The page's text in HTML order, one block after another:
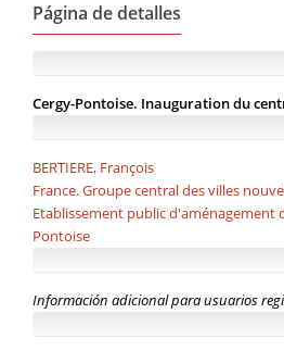
Página de detalles
Cergy-Pontoise. Inauguration du
BERTIERE, François
France. Groupe central des villes
Etablissement public d'aménagement
Pontoise
Información adicional para usuarios